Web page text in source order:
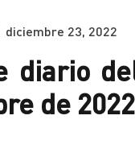
diciembre 23, 2022
diario
de 2022